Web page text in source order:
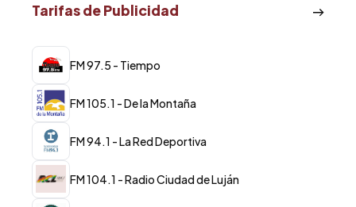
Tarifas de Publicidad
FM 97.5 - Tiempo
FM 105.1 - De la Montaña
FM 94.1 - La Red Deportiva
FM 104.1 - Radio Ciudad de Luján